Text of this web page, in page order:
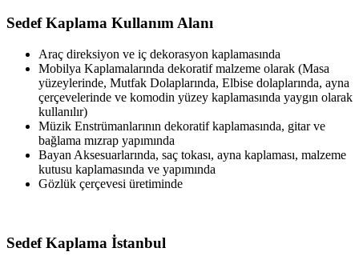
Sedef Kaplama Kullanım Alanı
Araç direksiyon ve iç dekorasyon kaplamasında
Mobilya Kaplamalarında dekoratif malzeme olarak (Masa
yüzeylerinde, Mutfak Dolaplarında, Elbise dolaplarında, ayna
çerçevelerinde ve komodin yüzey kaplamasında yaygın olarak
kullanılır)
Müzik Enstrümanlarının dekoratif kaplamasında, gitar ve
bağlama mızrap yapımında
Bayan Aksesuarlarında, saç tokası, ayna kaplaması, malzeme
kutusu kaplamasında ve yapımında
Gözlük çerçevesi üretiminde
Sedef Kaplama İstanbul